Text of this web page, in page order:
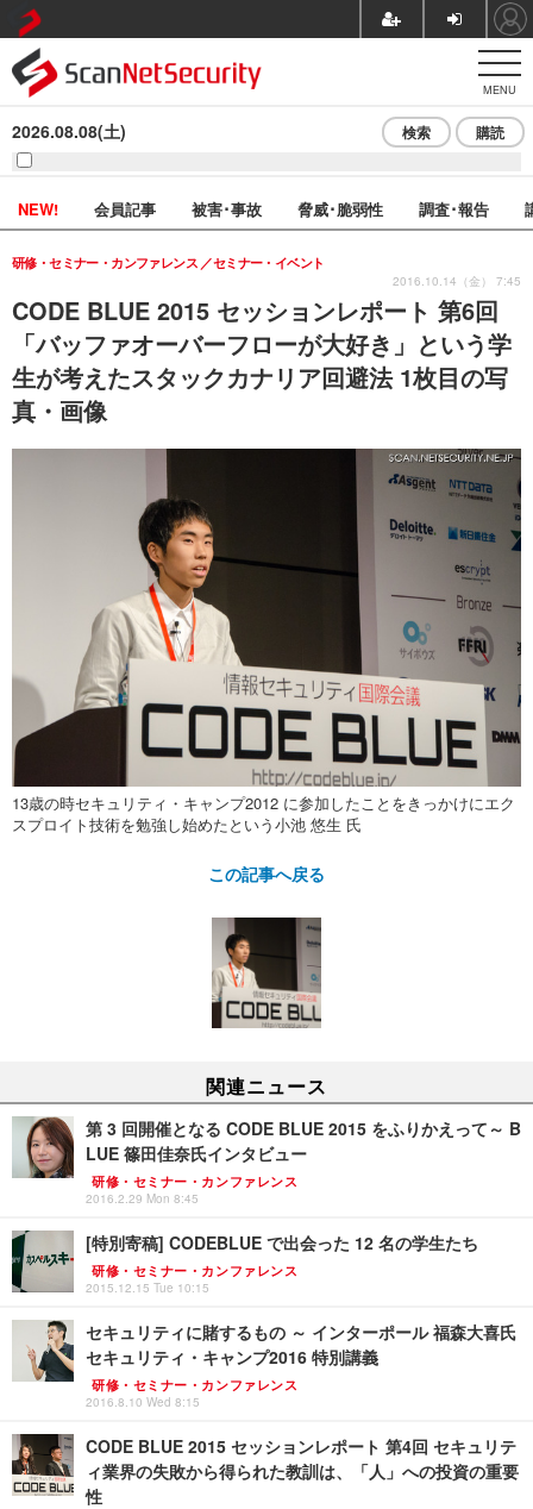
MENU
2026.08.08(土) 検索 購読
NEW! 会員記事 被害･事故 脅威･脆弱性 調査･報告
CODE BLUE 2015 セッションレポート 第6回
「バッファオーバーフローが大好き」という学
生が考えたスタックカナリア回避法 1枚目の写
真・画像
研修・セミナー・カンファレンス セミナー・イベント
2016.10.14（金） 7:45
13歳の時セキュリティ・キャンプ2012 に参加したことをきっかけにエク
スプロイト技術を勉強し始めたという小池 悠生 氏
この記事へ戻る
関連ニュース
第 3 回開催となる CODE BLUE 2015 をふりかえって～ B
LUE 篠田佳奈氏インタビュー
研修・セミナー・カンファレンス
2016.2.29 Mon 8:45
[特別寄稿] CODEBLUE で出会った 12 名の学生たち
研修・セミナー・カンファレンス
2015.12.15 Tue 10:15
セキュリティに賭するもの ～ インターポール 福森大喜氏
セキュリティ・キャンプ2016 特別講義
研修・セミナー・カンファレンス
2016.8.10 Wed 8:15
CODE BLUE 2015 セッションレポート 第4回 セキュリテ
ィ業界の失敗から得られた教訓は、「人」への投資の重要
性